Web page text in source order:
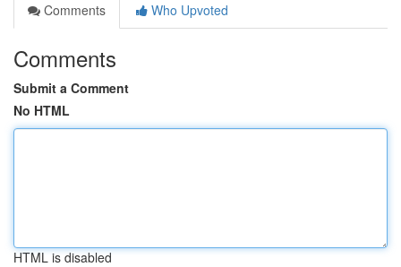
Comments
Who Upvoted
Comments
Submit a Comment
No HTML
HTML is disabled